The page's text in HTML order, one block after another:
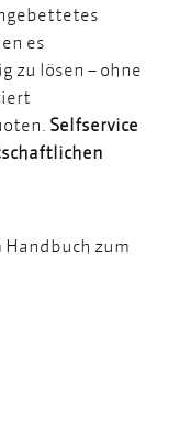
es
zu lösen – ohne
Selfservice
zum